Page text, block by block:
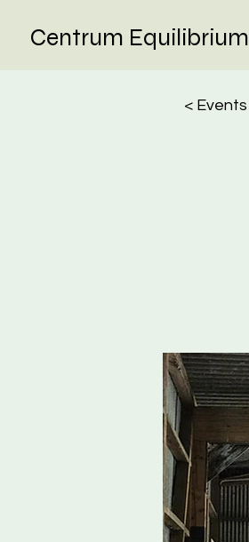
Centrum Equilibrium
< Events